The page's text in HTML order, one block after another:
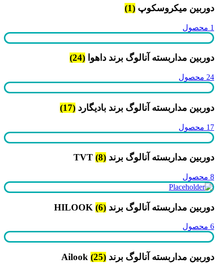
دوربین میکروسکوپ (1)
1 محصول
دوربین مداربسته آنالوگ برند داهوا (24)
24 محصول
دوربین مداربسته آنالوگ برند بادیگارد (17)
17 محصول
دوربین مداربسته آنالوگ برند TVT (8)
8 محصول
دوربین مداربسته آنالوگ برند HILOOK (6)
6 محصول
دوربین مداربسته آنالوگ برند Ailook (25)